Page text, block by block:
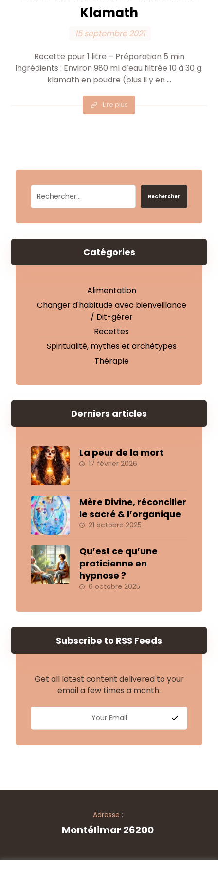
Klamath
15 septembre 2021
Recette pour 1 litre – Préparation 5 min
Ingrédients : Environ 980 ml d’eau filtrée 10 à 30 g.
klamath en poudre (plus il y en ...
Lire plus
Rechercher
Catégories
Alimentation
Changer d'habitude avec bienveillance
/ Dit-gérer
Recettes
Spiritualité, mythes et archétypes
Thérapie
Derniers articles
La peur de la mort
17 février 2026
Mère Divine, réconcilier
le sacré & l’organique
21 octobre 2025
Qu’est ce qu’une
praticienne en
hypnose ?
6 octobre 2025
Subscribe to RSS Feeds
Get all latest content delivered to your
email a few times a month.
Adresse :
Montélimar 26200